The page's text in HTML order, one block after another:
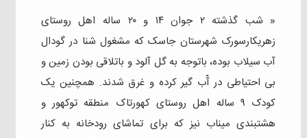
« شب گذشته ۲ جوان ۱۴ و ۲۰ ساله اهل روستای
زهریکارسورک شهرستان جاسک که مشغول شنا در گودال
آب سیلاب بوده، باتوجه به گل آلود و باتلاقی بودن زمین و
بی احتیاطی در آّب گیر کرده و غرق شدند. همچنین یک
کودک ۹ ساله اهل روستای کهورتاک منطقه توکهور و
هشتبندی میناب نیز که برای تماشای رودخانه به کنار